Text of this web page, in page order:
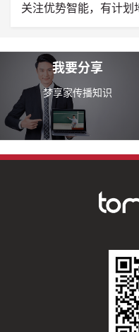
关注优势智能，有计划
我要分享
梦享家传播知识